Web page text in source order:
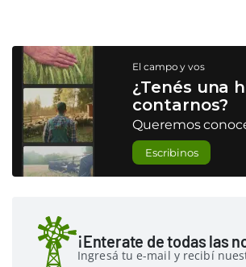
El campo y vos
¿Tenés una
contarnos?
Queremos
Escribinos
¡Enterate de todas las
Ingresá tu e-mail y recibí